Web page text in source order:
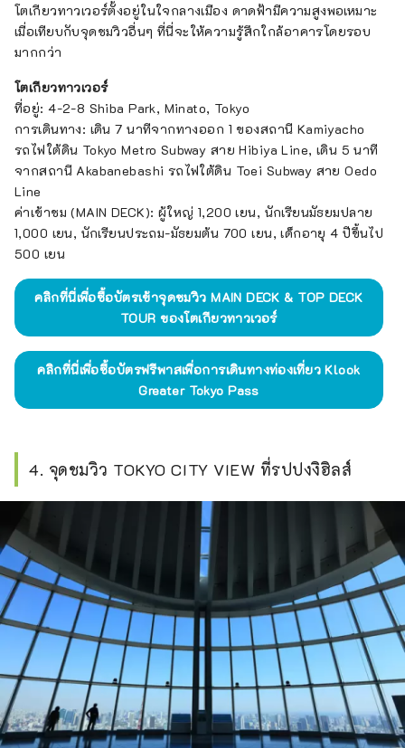
โตเกียวทาวเวอร์ตั้งอยู่ในใจกลางเมือง ดาดฟ้ามีความสูงพอเหมาะ
เมื่อเทียบกับจุดชมวิวอื่นๆ ที่นี่จะให้ความรู้สึกใกล้อาคารโดยรอบ
มากกว่า
โตเกียวทาวเวอร์
ที่อยู่: 4-2-8 Shiba Park, Minato, Tokyo
การเดินทาง: เดิน 7 นาทีจากทางออก 1 ของสถานี Kamiyacho
รถไฟใต้ดิน Tokyo Metro Subway สาย Hibiya Line, เดิน 5 นาที
จากสถานี Akabanebashi รถไฟใต้ดิน Toei Subway สาย Oedo
Line
ค่าเข้าชม (MAIN DECK): ผู้ใหญ่ 1,200 เยน, นักเรียนมัธยมปลาย
1,000 เยน, นักเรียนประถม-มัธยมต้น 700 เยน, เด็กอายุ 4 ปีขึ้นไป
500 เยน
คลิกที่นี่เพื่อซื้อบัตรเข้าจุดชมวิว MAIN DECK & TOP DECK
TOUR ของโตเกียวทาวเวอร์
คลิกที่นี่เพื่อซื้อบัตรฟรีพาสเพื่อการเดินทางท่องเที่ยว Klook
Greater Tokyo Pass
4. จุดชมวิว TOKYO CITY VIEW ที่รปปงงิฮิลส์